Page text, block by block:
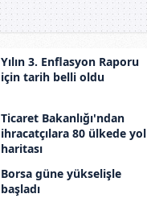
Yılın 3. Enflasyon Raporu
için tarih belli oldu
Ticaret Bakanlığı'ndan
ihracatçılara 80 ülkede yol
haritası
Borsa güne yükselişle
başladı